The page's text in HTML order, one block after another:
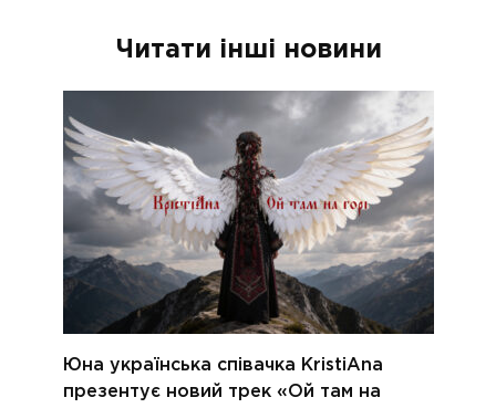
Читати інші новини
Юна українська співачка KristiAna
презентує новий трек «Ой там на